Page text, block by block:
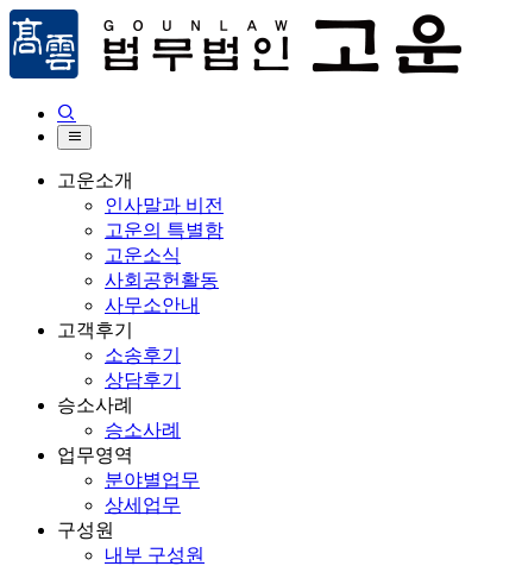


고운소개
인사말과 비전
고운의 특별함
고운소식
사회공헌활동
사무소안내
고객후기
소송후기
상담후기
승소사례
승소사례
업무영역
분야별업무
상세업무
구성원
내부 구성원